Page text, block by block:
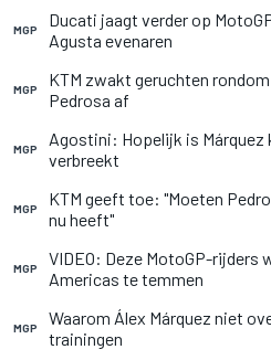
MGP
Ducati jaagt verder op
Agusta evenaren
MGP
KTM zwakt geruchten
Pedrosa af
MGP
Agostini: Hopelijk is
verbreekt
MGP
KTM geeft toe: "Moeten
nu heeft"
MGP
VIDEO: Deze MotoGP-rijders
Americas te temmen
MGP
Waarom Álex Márquez niet
trainingen